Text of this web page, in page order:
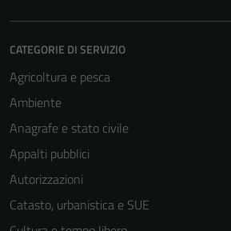
CATEGORIE DI SERVIZIO
Agricoltura e pesca
Ambiente
Anagrafe e stato civile
Appalti pubblici
Autorizzazioni
Catasto, urbanistica e SUE